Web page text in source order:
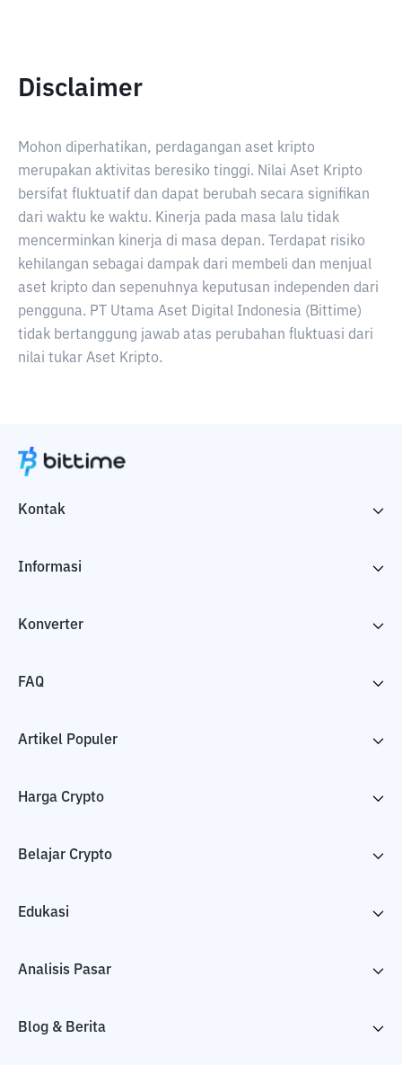
Disclaimer
Mohon diperhatikan, perdagangan aset kripto
merupakan aktivitas beresiko tinggi. Nilai Aset Kripto
bersifat fluktuatif dan dapat berubah secara signifikan
dari waktu ke waktu. Kinerja pada masa lalu tidak
mencerminkan kinerja di masa depan. Terdapat risiko
kehilangan sebagai dampak dari membeli dan menjual
aset kripto dan sepenuhnya keputusan independen dari
pengguna. PT Utama Aset Digital Indonesia (Bittime)
tidak bertanggung jawab atas perubahan fluktuasi dari
nilai tukar Aset Kripto.
Kontak
Informasi
Konverter
FAQ
Artikel Populer
Harga Crypto
Belajar Crypto
Edukasi
Analisis Pasar
Blog & Berita